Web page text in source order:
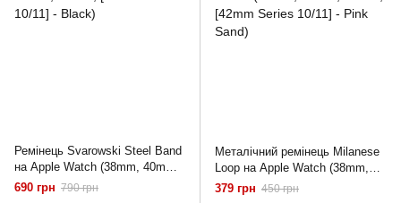
Ремінець Svarowski Steel Band
на Apple Watch (38mm, 40mm,
41mm, [42mm Series 10/11] -
690 грн 790 грн
Металічний ремінець Milanese
Loop на Apple Watch (38mm,
40mm, 41mm, [42mm Series
379 грн 450 грн